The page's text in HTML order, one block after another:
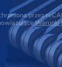
przez
Warunki